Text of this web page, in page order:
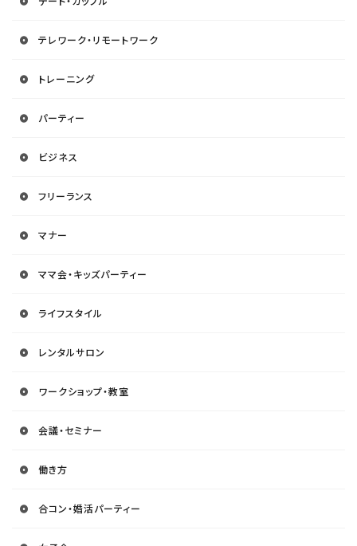
テレワーク・リモートワーク
トレーニング
パーティー
ビジネス
フリーランス
マナー
ママ会・キッズパーティー
ライフスタイル
レンタルサロン
ワークショップ・教室
会議・セミナー
働き方
合コン・婚活パーティー